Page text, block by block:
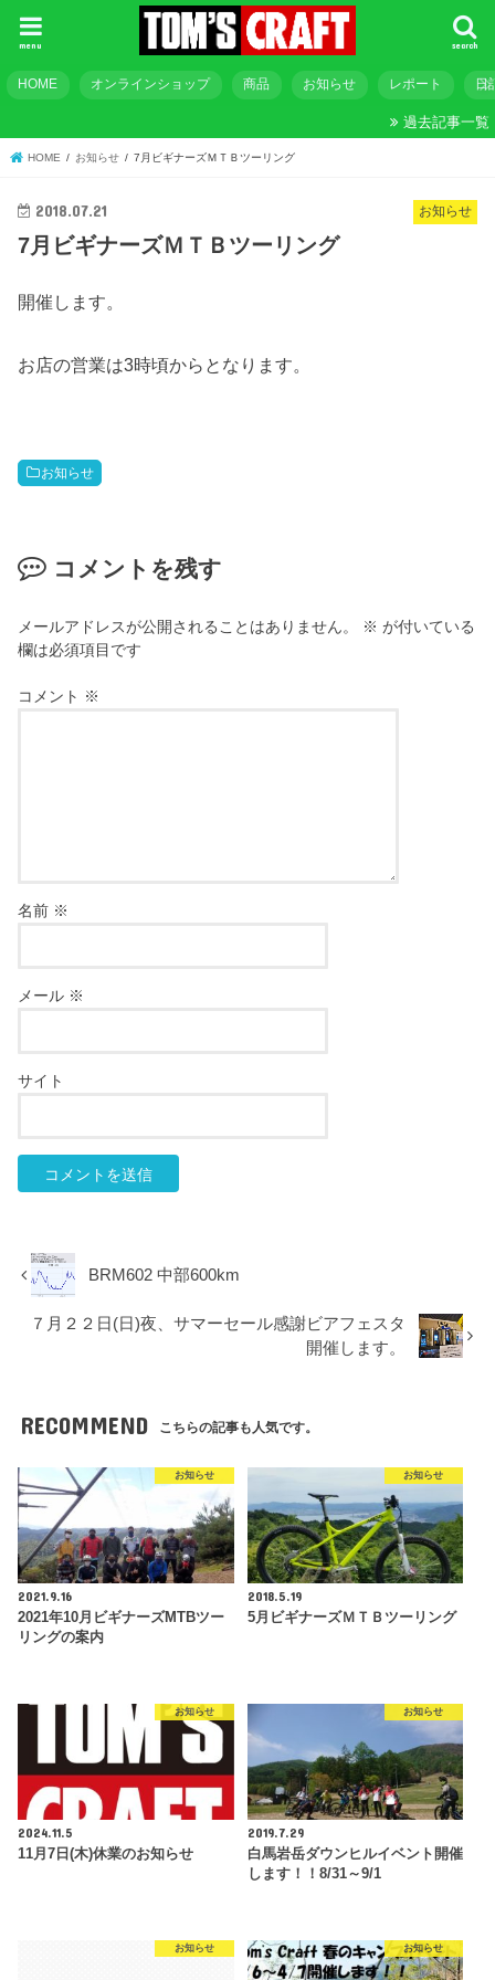
search
menu
HOME オンラインショップ 商品 お知らせ レポート 日
過去記事一覧
HOME お知らせ 7月ビギナーズＭＴＢツーリング
お知らせ
2018.07.21
7月ビギナーズＭＴＢツーリング
開催します。
お店の営業は3時頃からとなります。
お知らせ
コメントを残す
メールアドレスが公開されることはありません。 ※ が付いている
欄は必須項目です
コメント ※
名前 ※
メール ※
サイト
BRM602 中部600km
７月２２日(日)夜、サマーセール感謝ビアフェスタ
開催します。
RECOMMEND こちらの記事も人気です。
お知らせ
2021.9.16
2021年10月ビギナーズMTBツー
リングの案内
お知らせ
2018.5.19
5月ビギナーズＭＴＢツーリング
お知らせ
2024.11.5
11月7日(木)休業のお知らせ
お知らせ
2019.7.29
白馬岩岳ダウンヒルイベント開催
します！！8/31～9/1
お知らせ お知らせ